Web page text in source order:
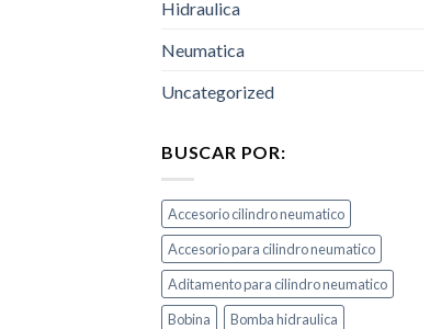
Hidraulica
Neumatica
Uncategorized
BUSCAR POR:
Accesorio cilindro neumatico
Accesorio para cilindro neumatico
Aditamento para cilindro neumatico
Bobina
Bomba hidraulica